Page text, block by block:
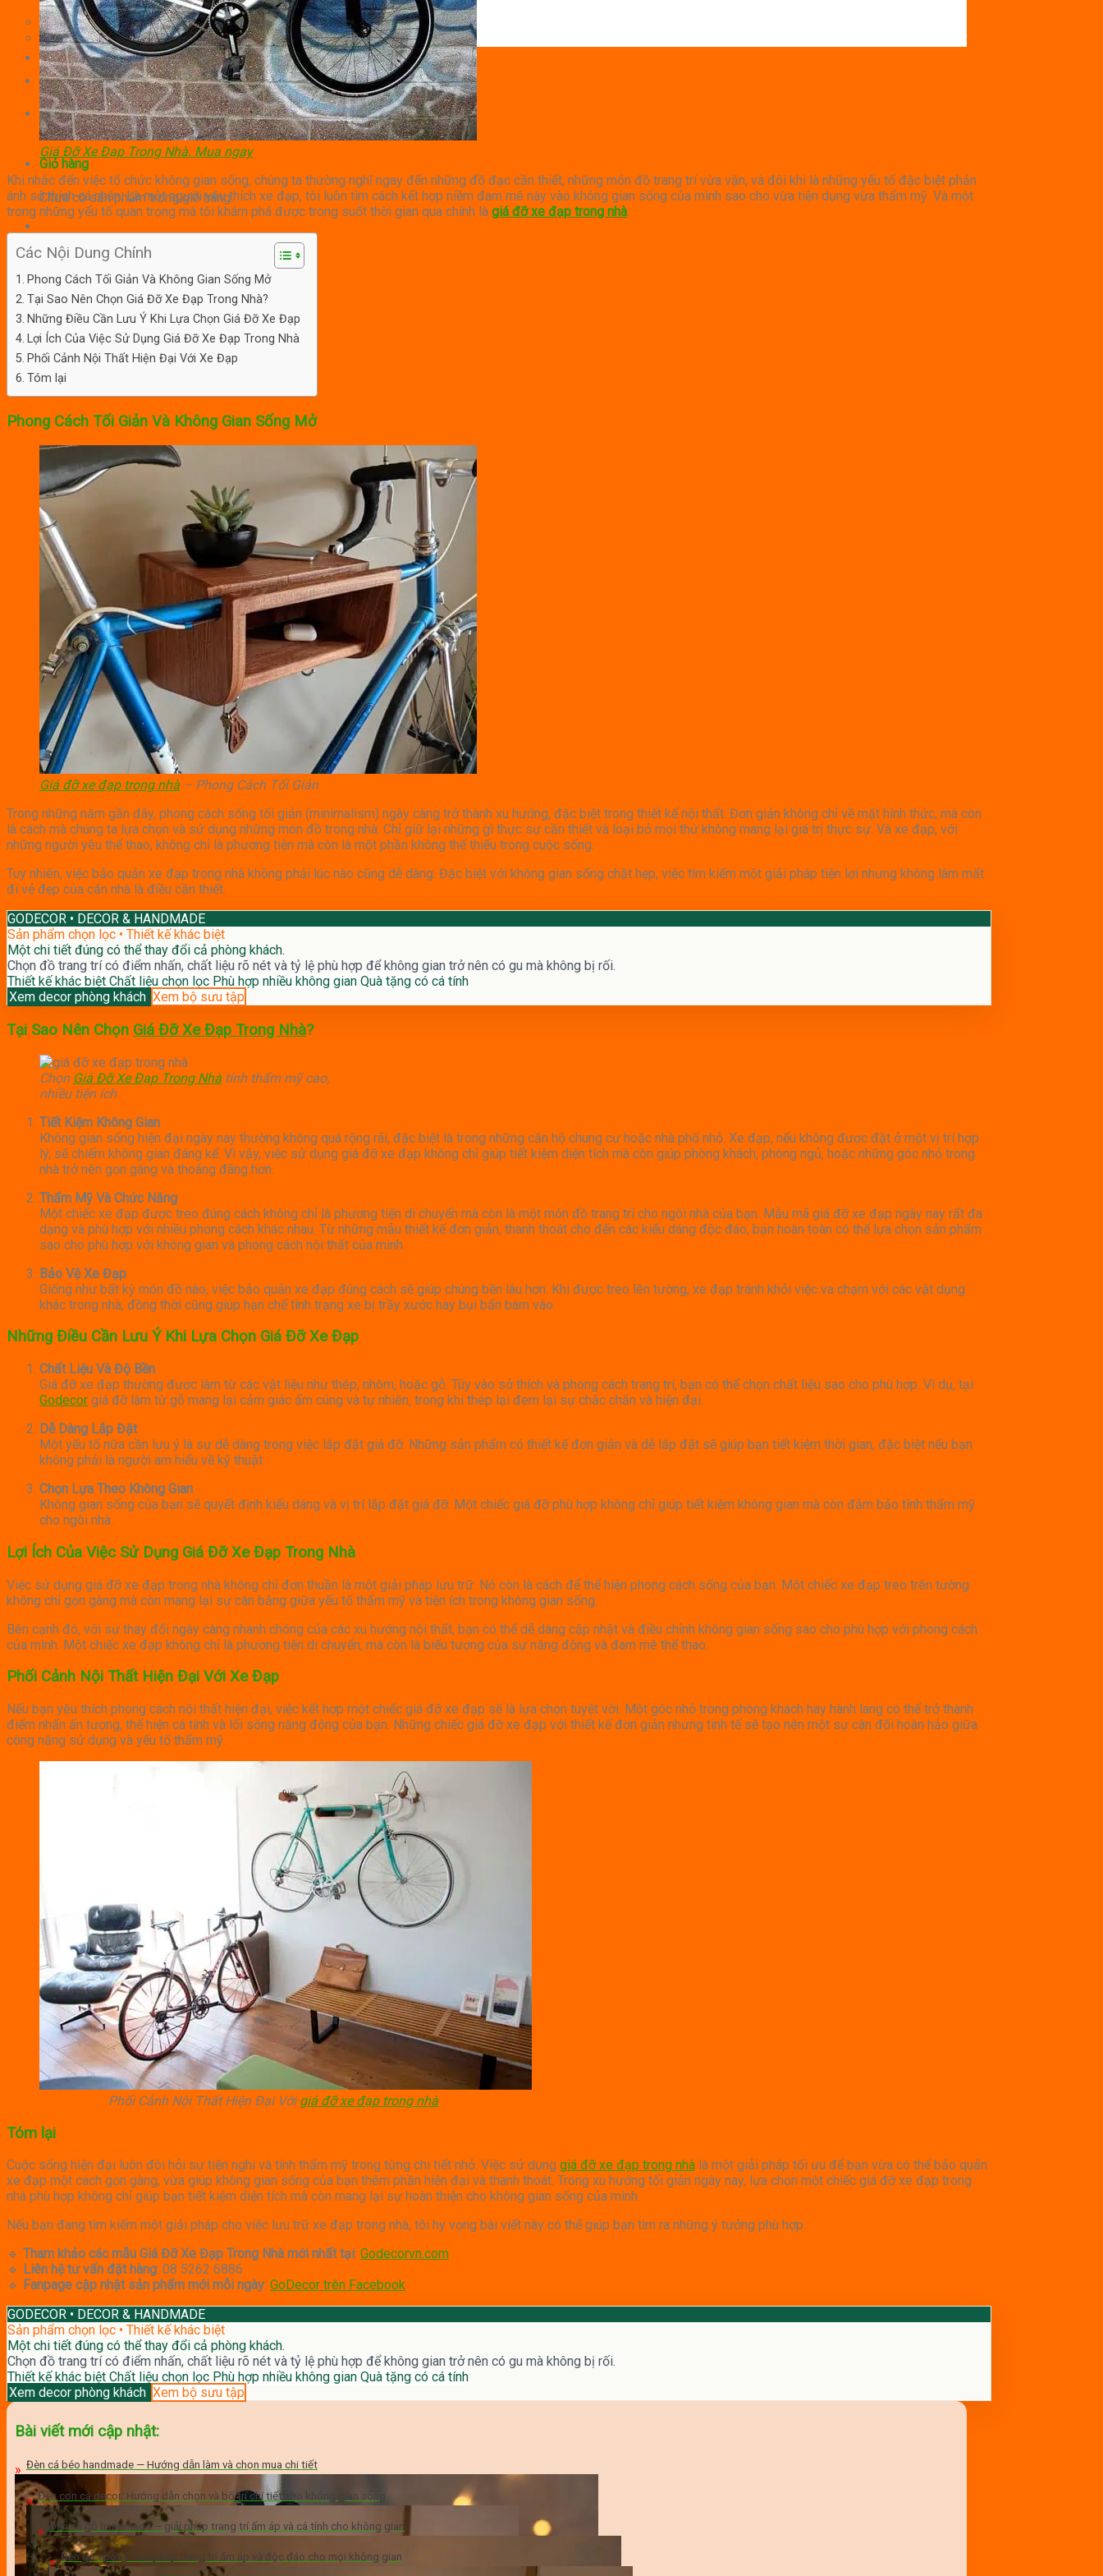
Tranh Trang Trí
Đèn Trang Trí
Quà Tặng
Tản Mạn
Liên Hệ
Tìm
kiếm:
Giỏ hàng
Chưa có sản phẩm trong giỏ hàng.
Giá Đỡ Xe Đạp Trong Nhà. Mua ngay
Khi nhắc đến việc tổ chức không gian sống, chúng ta thường nghĩ ngay đến những đồ đạc cần thiết, những món đồ trang trí vừa vặn, và đôi khi là những yếu tố đặc biệt phản
ánh sở thích cá nhân. Là một người yêu thích xe đạp, tôi luôn tìm cách kết hợp niềm đam mê này vào không gian sống của mình sao cho vừa tiện dụng vừa thẩm mỹ. Và một
trong những yếu tố quan trọng mà tôi khám phá được trong suốt thời gian qua chính là giá đỡ xe đạp trong nhà.
Các Nội Dung Chính
Phong Cách Tối Giản Và Không Gian Sống Mở
Tại Sao Nên Chọn Giá Đỡ Xe Đạp Trong Nhà?
Những Điều Cần Lưu Ý Khi Lựa Chọn Giá Đỡ Xe Đạp
Lợi Ích Của Việc Sử Dụng Giá Đỡ Xe Đạp Trong Nhà
Phối Cảnh Nội Thất Hiện Đại Với Xe Đạp
Tóm lại
Phong Cách Tối Giản Và Không Gian Sống Mở
Giá đỡ xe đạp trong nhà – Phong Cách Tối Giản
Trong những năm gần đây, phong cách sống tối giản (minimalism) ngày càng trở thành xu hướng, đặc biệt trong thiết kế nội thất. Đơn giản không chỉ về mặt hình thức, mà còn
là cách mà chúng ta lựa chọn và sử dụng những món đồ trong nhà. Chỉ giữ lại những gì thực sự cần thiết và loại bỏ mọi thứ không mang lại giá trị thực sự. Và xe đạp, với
những người yêu thể thao, không chỉ là phương tiện mà còn là một phần không thể thiếu trong cuộc sống.
Tuy nhiên, việc bảo quản xe đạp trong nhà không phải lúc nào cũng dễ dàng. Đặc biệt với không gian sống chật hẹp, việc tìm kiếm một giải pháp tiện lợi nhưng không làm mất
đi vẻ đẹp của căn nhà là điều cần thiết.
GODECOR • DECOR & HANDMADE
Sản phẩm chọn lọc • Thiết kế khác biệt
Một chi tiết đúng có thể thay đổi cả phòng khách.
Chọn đồ trang trí có điểm nhấn, chất liệu rõ nét và tỷ lệ phù hợp để không gian trở nên có gu mà không bị rối.
Thiết kế khác biệt Chất liệu chọn lọc Phù hợp nhiều không gian Quà tặng có cá tính
Xem decor phòng khách Xem bộ sưu tập
Tại Sao Nên Chọn Giá Đỡ Xe Đạp Trong Nhà?
Chọn Giá Đỡ Xe Đạp Trong Nhà tính thẩm mỹ cao,
nhiều tiện ích
Tiết Kiệm Không Gian
Không gian sống hiện đại ngày nay thường không quá rộng rãi, đặc biệt là trong những căn hộ chung cư hoặc nhà phố nhỏ. Xe đạp, nếu không được đặt ở một vị trí hợp
lý, sẽ chiếm không gian đáng kể. Vì vậy, việc sử dụng giá đỡ xe đạp không chỉ giúp tiết kiệm diện tích mà còn giúp phòng khách, phòng ngủ, hoặc những góc nhỏ trong
nhà trở nên gọn gàng và thoáng đãng hơn.
Thẩm Mỹ Và Chức Năng
Một chiếc xe đạp được treo đúng cách không chỉ là phương tiện di chuyển mà còn là một món đồ trang trí cho ngôi nhà của bạn. Mẫu mã giá đỡ xe đạp ngày nay rất đa
dạng và phù hợp với nhiều phong cách khác nhau. Từ những mẫu thiết kế đơn giản, thanh thoát cho đến các kiểu dáng độc đáo, bạn hoàn toàn có thể lựa chọn sản phẩm
sao cho phù hợp với không gian và phong cách nội thất của mình.
Bảo Vệ Xe Đạp
Giống như bất kỳ món đồ nào, việc bảo quản xe đạp đúng cách sẽ giúp chúng bền lâu hơn. Khi được treo lên tường, xe đạp tránh khỏi việc va chạm với các vật dụng
khác trong nhà, đồng thời cũng giúp hạn chế tình trạng xe bị trầy xước hay bụi bẩn bám vào.
Những Điều Cần Lưu Ý Khi Lựa Chọn Giá Đỡ Xe Đạp
Chất Liệu Và Độ Bền
Giá đỡ xe đạp thường được làm từ các vật liệu như thép, nhôm, hoặc gỗ. Tùy vào sở thích và phong cách trang trí, bạn có thể chọn chất liệu sao cho phù hợp. Ví dụ, tại
Godecor giá đỡ làm từ gỗ mang lại cảm giác ấm cúng và tự nhiên, trong khi thép lại đem lại sự chắc chắn và hiện đại.
Dễ Dàng Lắp Đặt
Một yếu tố nữa cần lưu ý là sự dễ dàng trong việc lắp đặt giá đỡ. Những sản phẩm có thiết kế đơn giản và dễ lắp đặt sẽ giúp bạn tiết kiệm thời gian, đặc biệt nếu bạn
không phải là người am hiểu về kỹ thuật.
Chọn Lựa Theo Không Gian
Không gian sống của bạn sẽ quyết định kiểu dáng và vị trí lắp đặt giá đỡ. Một chiếc giá đỡ phù hợp không chỉ giúp tiết kiệm không gian mà còn đảm bảo tính thẩm mỹ
cho ngôi nhà.
Lợi Ích Của Việc Sử Dụng Giá Đỡ Xe Đạp Trong Nhà
Việc sử dụng giá đỡ xe đạp trong nhà không chỉ đơn thuần là một giải pháp lưu trữ. Nó còn là cách để thể hiện phong cách sống của bạn. Một chiếc xe đạp treo trên tường
không chỉ gọn gàng mà còn mang lại sự cân bằng giữa yếu tố thẩm mỹ và tiện ích trong không gian sống.
Bên cạnh đó, với sự thay đổi ngày càng nhanh chóng của các xu hướng nội thất, bạn có thể dễ dàng cập nhật và điều chỉnh không gian sống sao cho phù hợp với phong cách
của mình. Một chiếc xe đạp không chỉ là phương tiện di chuyển, mà còn là biểu tượng của sự năng động và đam mê thể thao.
Phối Cảnh Nội Thất Hiện Đại Với Xe Đạp
Nếu bạn yêu thích phong cách nội thất hiện đại, việc kết hợp một chiếc giá đỡ xe đạp sẽ là lựa chọn tuyệt vời. Một góc nhỏ trong phòng khách hay hành lang có thể trở thành
điểm nhấn ấn tượng, thể hiện cá tính và lối sống năng động của bạn. Những chiếc giá đỡ xe đạp với thiết kế đơn giản nhưng tinh tế sẽ tạo nên một sự cân đối hoàn hảo giữa
công năng sử dụng và yếu tố thẩm mỹ.
Phối Cảnh Nội Thất Hiện Đại Vớigiá đỡ xe đạp trong nhà
Tóm lại
Cuộc sống hiện đại luôn đòi hỏi sự tiện nghi và tính thẩm mỹ trong từng chi tiết nhỏ. Việc sử dụng giá đỡ xe đạp trong nhà là một giải pháp tối ưu để bạn vừa có thể bảo quản
xe đạp một cách gọn gàng, vừa giúp không gian sống của bạn thêm phần hiện đại và thanh thoát. Trong xu hướng tối giản ngày nay, lựa chọn một chiếc giá đỡ xe đạp trong
nhà phù hợp không chỉ giúp bạn tiết kiệm diện tích mà còn mang lại sự hoàn thiện cho không gian sống của mình.
Nếu bạn đang tìm kiếm một giải pháp cho việc lưu trữ xe đạp trong nhà, tôi hy vọng bài viết này có thể giúp bạn tìm ra những ý tưởng phù hợp.
🔹 Tham khảo các mẫu Giá Đỡ Xe Đạp Trong Nhà mới nhất tại: Godecorvn.com
🔹 Liên hệ tư vấn đặt hàng: 08 5262 6886
🔹 Fanpage cập nhật sản phẩm mới mỗi ngày: GoDecor trên Facebook
GODECOR • DECOR & HANDMADE
Sản phẩm chọn lọc • Thiết kế khác biệt
Một chi tiết đúng có thể thay đổi cả phòng khách.
Chọn đồ trang trí có điểm nhấn, chất liệu rõ nét và tỷ lệ phù hợp để không gian trở nên có gu mà không bị rối.
Thiết kế khác biệt Chất liệu chọn lọc Phù hợp nhiều không gian Quà tặng có cá tính
Xem decor phòng khách Xem bộ sưu tập
Bài viết mới cập nhật:
Đèn cá béo handmade — Hướng dẫn làm và chọn mua chi tiết
Đèn con cá decor: Hướng dẫn chọn và bố trí chi tiết cho không gian sống
Đèn cá gỗ handmade — giải pháp trang trí ấm áp và cá tính cho không gian
Đèn gỗ epoxy: Giải pháp trang trí ấm áp và độc đáo cho mọi không gian